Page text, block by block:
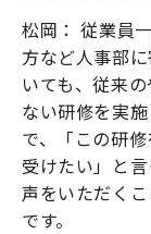
松岡： 従業員
方など人事部
いても、従来
ない研修を実
で、「この研
受けたい」と
声をいただく
です。